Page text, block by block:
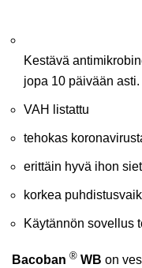
Kestävä
jopa 10 päivään asti.
VAH listattu
tehokas
erittäin hyvä ihon
korkea
Käytännön sovellus
Bacoban ® WB on